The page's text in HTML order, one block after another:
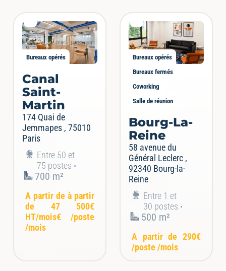
Bureaux opérés
Canal
Saint-
Martin
174 Quai de
Jemmapes , 75010
Paris
Entre 50 et
75 postes
700 m²
A partir de à partir
de 47 500€
HT/mois€ /poste
/mois
Bureaux opérés
Bureaux fermés
Coworking
Salle de réunion
Bourg-La-
Reine
58 avenue du
Général Leclerc ,
92340 Bourg-la-
Reine
Entre 1 et
30 postes
500 m²
A partir de 290€
/poste /mois